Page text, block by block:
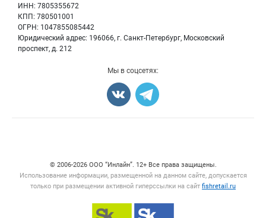
ИНН: 7805355672
КПП: 780501001
ОГРН: 1047855085442
Юридический адрес: 196066, г. Санкт-Петербург, Московский
проспект, д. 212
Блог
Мы в соцсетях:
© 2006‑2026 ООО “Инлайн”. 12+ Все права защищены.
Использование информации, размещенной на данном сайте, допускается
только при размещении активной гиперссылки на сайт fishretail.ru